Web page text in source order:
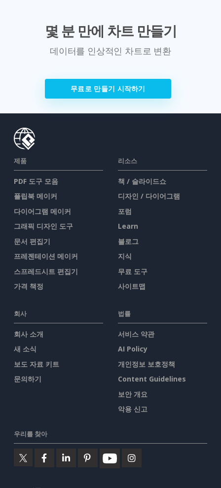
몇 분 만에 차트 만들기
데이터를 인상적인 차트로 변환
무료로 만들기 시작하기
제품
PDF 도구 모음
플립북 메이커
다이어그램 메이커
그래픽 디자인 도구
문서 편집기
프레젠테이션 메이커
스프레드시트 편집기
가격 책정
리소스
책 / 슬라이드쇼
디자인 / 다이어그램
포럼
Learn
블로그
지식
무료 도구
사이트맵
회사
회사 소개
새 소식
보도 자료 키트
문의하기
법률
서비스 약관
AI Policy
개인정보 보호정책
Content Guidelines
보안 개요
악용 신고
우리를 찾아